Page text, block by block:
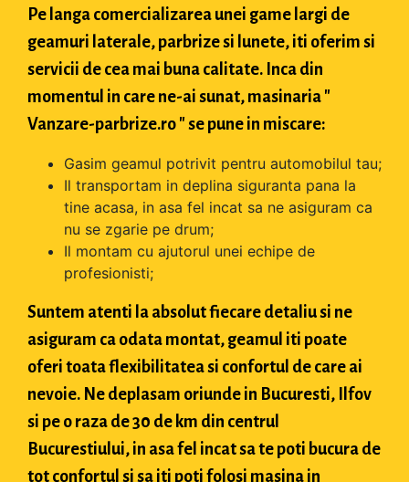
Pe langa comercializarea unei game largi de
geamuri laterale, parbrize si lunete, iti oferim si
servicii de cea mai buna calitate. Inca din
momentul in care ne-ai sunat, masinaria "
Vanzare-parbrize.ro " se pune in miscare:
Gasim geamul potrivit pentru automobilul tau;
Il transportam in deplina siguranta pana la
tine acasa, in asa fel incat sa ne asiguram ca
nu se zgarie pe drum;
Il montam cu ajutorul unei echipe de
profesionisti;
Suntem atenti la absolut fiecare detaliu si ne
asiguram ca odata montat, geamul iti poate
oferi toata flexibilitatea si confortul de care ai
nevoie. Ne deplasam oriunde in Bucuresti, Ilfov
si pe o raza de 30 de km din centrul
Bucurestiului, in asa fel incat sa te poti bucura de
tot confortul si sa iti poti folosi masina in